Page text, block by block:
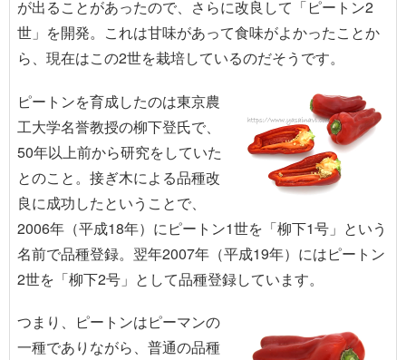
が出ることがあったので、さらに改良して「ピートン2
世」を開発。これは甘味があって食味がよかったことか
ら、現在はこの2世を栽培しているのだそうです。
ピートンを育成したのは東京農
工大学名誉教授の柳下登氏で、
50年以上前から研究をしていた
とのこと。接ぎ木による品種改
良に成功したということで、
2006年（平成18年）にピートン1世を「柳下1号」という
名前で品種登録。翌年2007年（平成19年）にはピートン
2世を「柳下2号」として品種登録しています。
つまり、ピートンはピーマンの
一種でありながら、普通の品種